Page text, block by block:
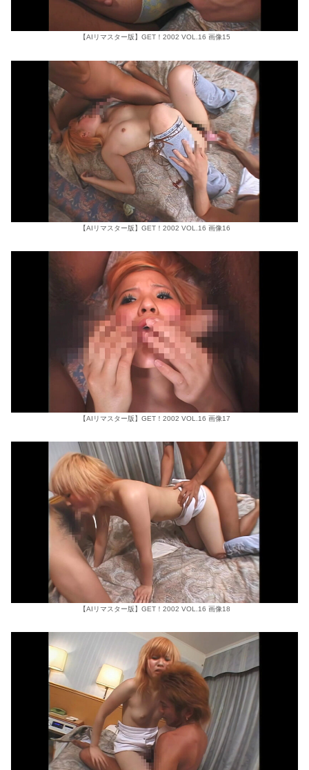
【AIリマスター版】GET！2002 VOL.16 画像15
【AIリマスター版】GET！2002 VOL.16 画像16
【AIリマスター版】GET！2002 VOL.16 画像17
【AIリマスター版】GET！2002 VOL.16 画像18